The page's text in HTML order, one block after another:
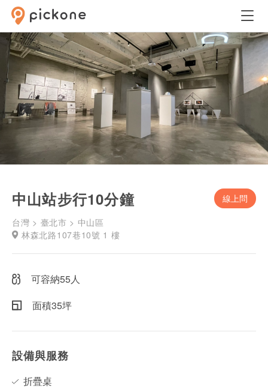
中山站步行10分鐘
線上問
台灣 > 臺北市 > 中山區
林森北路107巷10號 1 樓
可容納55人
面積35坪
設備與服務
折疊桌